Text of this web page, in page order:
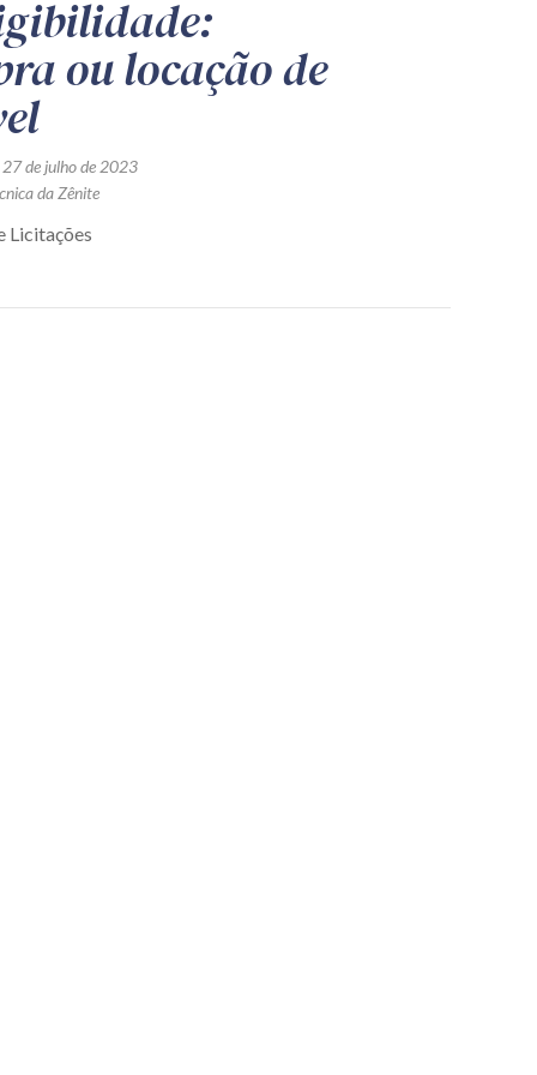
ou locação de
27 de julho de 2023
da Zênite
Licitações